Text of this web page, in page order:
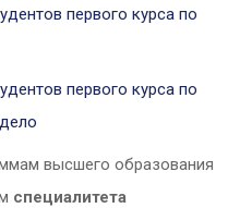
первого курса по
первого курса по
высшего образования
специалитета